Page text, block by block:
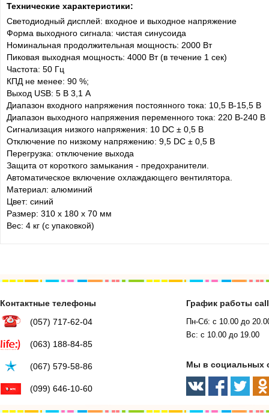
Технические характеристики:
Светодиодный дисплей: входное и выходное напряжение
Форма выходного сигнала: чистая синусоида
Номинальная продолжительная мощность: 2000 Вт
Пиковая выходная мощность: 4000 Вт (в течение 1 сек)
Частота: 50 Гц
КПД не менее: 90 %;
Выход USB: 5 В 3,1 А
Диапазон входного напряжения постоянного тока: 10,5 В-15,5 В
Диапазон выходного напряжения переменного тока: 220 В-240 В
Сигнализация низкого напряжения: 10 DC ± 0,5 В
Отключение по низкому напряжению: 9,5 DC ± 0,5 В
Перегрузка: отключение выхода
Защита от короткого замыкания - предохранители.
Автоматическое включение охлаждающего вентилятора.
Материал: алюминий
Цвет: синий
Размер: 310 x 180 x 70 мм
Вес: 4 кг (с упаковкой)
Контактные телефоны
(057) 717-62-04
(063) 188-84-85
(067) 579-58-86
(099) 646-10-60
График работы
Пн-Сб: с 10.00 до
Вс: с 10.00 до 19.00
Мы в социальных